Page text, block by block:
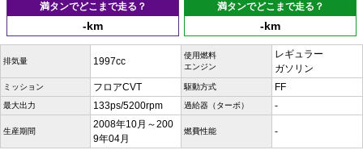
満タンでどこまで走る？
-km
満タンでどこまで走る？
-km
排気量 1997cc
使用燃料
エンジン
レギュラー
ガソリン
ミッション フロアCVT 駆動方式 FF
最大出力 133ps/5200rpm 過給器（ターボ） -
生産期間
2008年10月～200
9年04月
燃費性能 -